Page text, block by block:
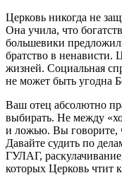
Церковь никогда не
Она учила, что
большевики
братство в
жизней. Социальная
не может быть угодна
Ваш отец абсолютно
выбирать. Не между
и ложью. Вы говорите,
Давайте судить по
ГУЛАГ,
которых Церковь чтит